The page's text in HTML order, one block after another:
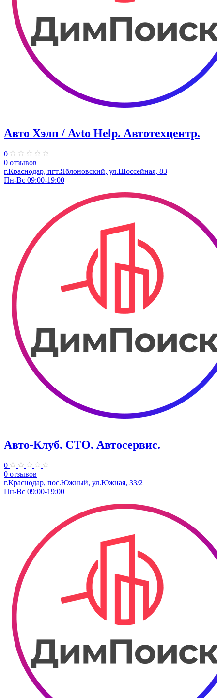
Авто Хэлп / Avto Help. Автотехцентр.
0
0 отзывов
г.Краснодар, пгт.Яблоновский, ул.Шоссейная, 83
Пн-Вс 09:00-19:00
Авто-Клуб. СТО. Автосервис.
0
0 отзывов
г.Краснодар, пос.Южный, ул.Южная, 33/2
Пн-Вс 09:00-19:00